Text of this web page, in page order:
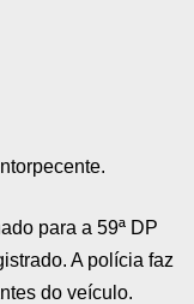
para a 59ª DP
A polícia faz
do veículo.